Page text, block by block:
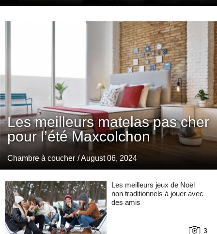
Les meilleurs matelas pas cher
pour l’été Maxcolchon
Chambre à coucher / August 06, 2024
Les meilleurs jeux de Noël
non traditionnels à jouer avec
des amis
3